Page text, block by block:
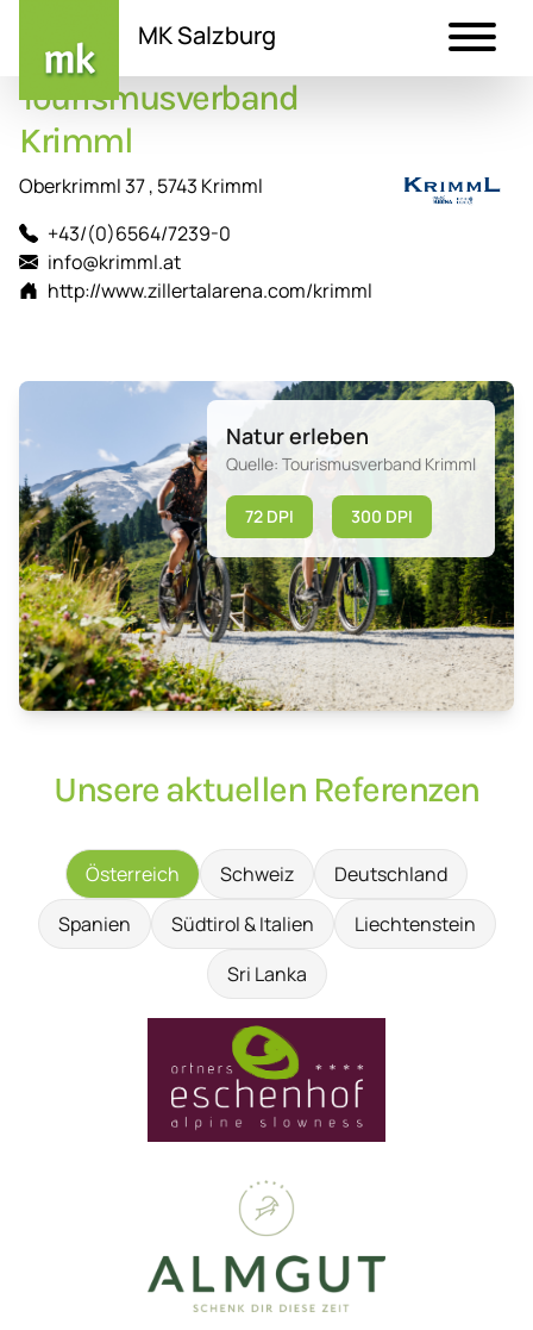
Inhalt
MK Salzburg
Tourismusverband
Krimml
Oberkrimml 37 , 5743 Krimml
+43/(0)6564/7239-0
info@krimml.at
http://www.zillertalarena.com/krimml
Natur erleben
Quelle: Tourismusverband Krimml
72 DPI 300 DPI
Unsere aktuellen Referenzen
Österreich Schweiz
Deutschland
Spanien
Südtirol & Italien
Liechtenstein
Sri Lanka